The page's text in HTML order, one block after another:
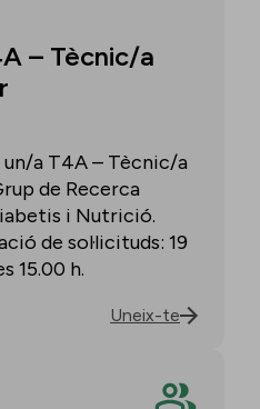
– Tècnic/a
a T4A – Tècnic/a
de Recerca
i Nutrició.
de sol·licituds: 19
15.00 h.
Uneix-te